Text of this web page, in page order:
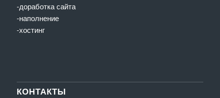
-доработка сайта
-наполнение
-хостинг
КОНТАКТЫ